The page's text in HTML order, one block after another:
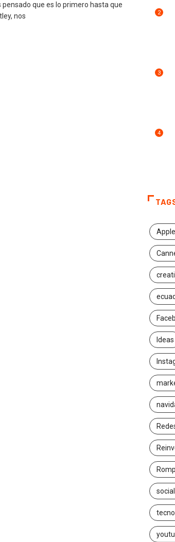
que es lo primero hasta que
nos
2
3
4
Apple
Ideas